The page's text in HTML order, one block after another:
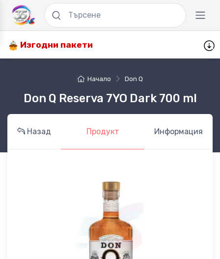
Изгодни пакети
Начало Don Q
Don Q Reserva 7YO Dark 700 ml
Назад Продукт Информация